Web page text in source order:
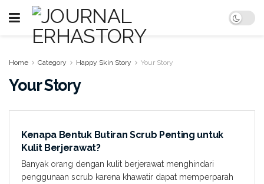
Home Category Happy Skin Story Your Story
Your Story
YOUR STORY
Kenapa Bentuk Butiran Scrub Penting untuk
Kulit Berjerawat?
Banyak orang dengan kulit berjerawat menghindari
penggunaan scrub karena khawatir dapat memperparah